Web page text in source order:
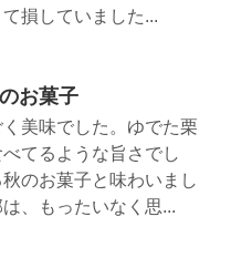
損していました...
お菓子
美味でした。ゆでた栗
てるような旨さでし
のお菓子と味わいまし
、もったいなく思...